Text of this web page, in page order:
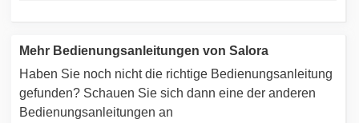
Mehr Bedienungsanleitungen von Salora
Haben Sie noch nicht die richtige Bedienungsanleitung
gefunden? Schauen Sie sich dann eine der anderen
Bedienungsanleitungen an